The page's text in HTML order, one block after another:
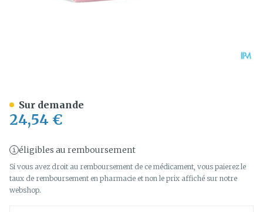
24,54 €
éligibles au remboursement
Si vous avez droit au remboursement de ce médicament, vous paierez le
taux de remboursement en pharmacie et non le prix affiché sur notre
webshop.
Sur demande